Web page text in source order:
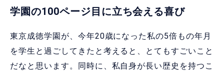
学園の100ページ目に立ち会える喜び
東京成徳学園が、今年20歳になった私の5倍もの年月
を学生と過ごしてきたと考えると、とてもすごいこと
だなと思います。同時に、私自身が長い歴史を持つこ